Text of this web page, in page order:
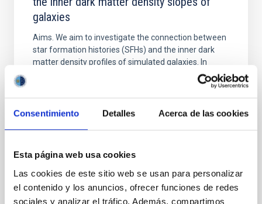
Consentimiento Detalles Acerca de las cookies
Esta página web usa cookies
Las cookies de este sitio web se usan para personalizar
el contenido y los anuncios, ofrecer funciones de redes
sociales y analizar el tráfico. Además, compartimos
galaxies
Aims. We aim to investigate the connection between
star formation histories (SFHs) and the inner dark
matter density profiles of simulated galaxies. In
particular, we tested whether the burstiness and
temporal distribution of star formation influence the
formation of cored versus cuspy dark matter profiles.
Methods. We homogeneously analysed
Fecha de publicación:
6
BIBCODE 2026A&A...710A..95S